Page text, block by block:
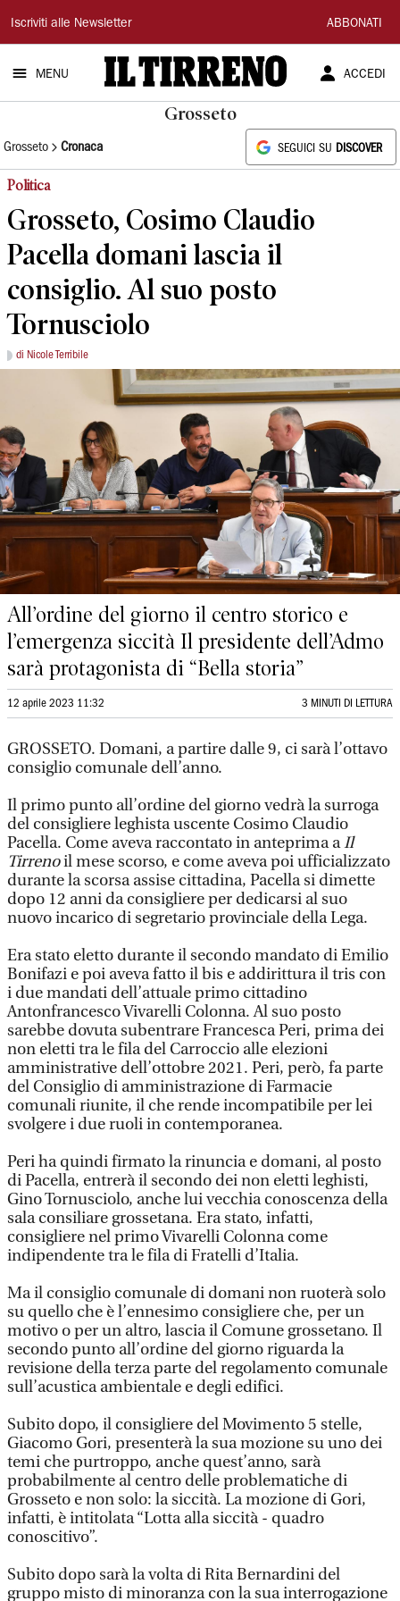
Il
Tirreno
Iscriviti alle Newsletter ABBONATI
MENU ACCEDI
Grosseto
Grosseto Cronaca SEGUICI SU DISCOVER
Politica
Grosseto, Cosimo Claudio
Pacella domani lascia il
consiglio. Al suo posto
Tornusciolo
di Nicole Terribile
All’ordine del giorno il centro storico e
l’emergenza siccità Il presidente dell’Admo
sarà protagonista di “Bella storia”
12 aprile 2023 11:32 3 MINUTI DI LETTURA
GROSSETO. Domani, a partire dalle 9, ci sarà l’ottavo
consiglio comunale dell’anno.
Il primo punto all’ordine del giorno vedrà la surroga
del consigliere leghista uscente Cosimo Claudio
Pacella. Come aveva raccontato in anteprima aIl
Tirrenoil mese scorso, e come aveva poi ufficializzato
durante la scorsa assise cittadina, Pacella si dimette
dopo 12 anni da consigliere per dedicarsi al suo
nuovo incarico di segretario provinciale della Lega.
Era stato eletto durante il secondo mandato di Emilio
Bonifazi e poi aveva fatto il bis e addirittura il tris con
i due mandati dell’attuale primo cittadino
Antonfrancesco Vivarelli Colonna. Al suo posto
sarebbe dovuta subentrare Francesca Peri, prima dei
non eletti tra le fila del Carroccio alle elezioni
amministrative dell’ottobre 2021. Peri, però, fa parte
del Consiglio di amministrazione di Farmacie
comunali riunite, il che rende incompatibile per lei
svolgere i due ruoli in contemporanea.
Peri ha quindi firmato la rinuncia e domani, al posto
di Pacella, entrerà il secondo dei non eletti leghisti,
Gino Tornusciolo, anche lui vecchia conoscenza della
sala consiliare grossetana. Era stato, infatti,
consigliere nel primo Vivarelli Colonna come
indipendente tra le fila di Fratelli d’Italia.
Ma il consiglio comunale di domani non ruoterà solo
su quello che è l’ennesimo consigliere che, per un
motivo o per un altro, lascia il Comune grossetano. Il
secondo punto all’ordine del giorno riguarda la
revisione della terza parte del regolamento comunale
sull’acustica ambientale e degli edifici.
Subito dopo, il consigliere del Movimento 5 stelle,
Giacomo Gori, presenterà la sua mozione su uno dei
temi che purtroppo, anche quest’anno, sarà
probabilmente al centro delle problematiche di
Grosseto e non solo: la siccità. La mozione di Gori,
infatti, è intitolata “Lotta alla siccità - quadro
conoscitivo”.
Subito dopo sarà la volta di Rita Bernardini del
gruppo misto di minoranza con la sua interrogazione